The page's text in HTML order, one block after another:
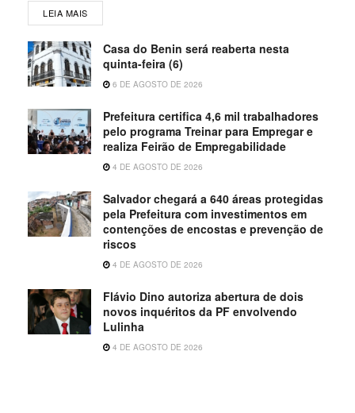
LEIA MAIS
Casa do Benin será reaberta nesta
quinta-feira (6)
6 DE AGOSTO DE 2026
Prefeitura certifica 4,6 mil trabalhadores
pelo programa Treinar para Empregar e
realiza Feirão de Empregabilidade
4 DE AGOSTO DE 2026
Salvador chegará a 640 áreas protegidas
pela Prefeitura com investimentos em
contenções de encostas e prevenção de
riscos
4 DE AGOSTO DE 2026
Flávio Dino autoriza abertura de dois
novos inquéritos da PF envolvendo
Lulinha
4 DE AGOSTO DE 2026